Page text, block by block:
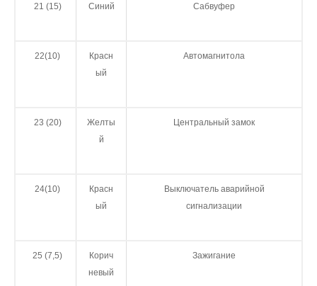
21 (15) Синий Сабвуфер
22(10)
Красн
ый
Автомагнитола
23 (20)
Желты
й
Центральный замок
24(10)
Красн
ый
Выключатель аварийной
сигнализации
25 (7,5)
Корич
невый
Зажигание